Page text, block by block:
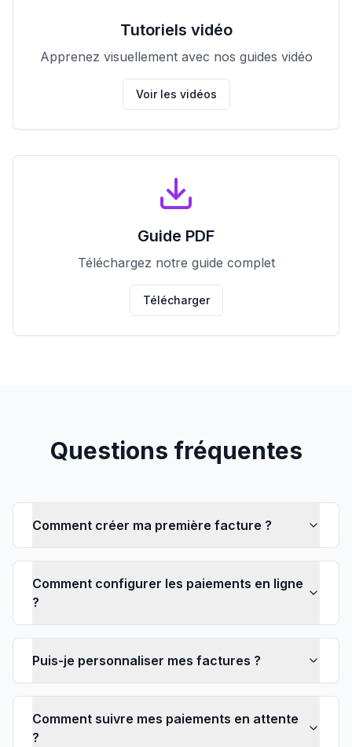
Tutoriels vidéo
Apprenez visuellement avec nos guides vidéo
Voir les vidéos
Guide PDF
Téléchargez notre guide complet
Télécharger
Questions fréquentes
Comment créer ma première facture ?
Comment configurer les paiements en ligne
?
Puis-je personnaliser mes factures ?
Comment suivre mes paiements en attente
?